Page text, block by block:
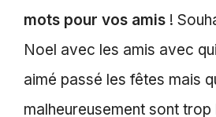
mots pour vos amis !
Noel avec les amis avec
aimé passé les fêtes mais
malheureusement sont trop